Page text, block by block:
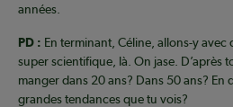
années.
PD : En terminant, Céline, allons-y avec
super scientifique, là. On jase. D’après
manger dans 20 ans? Dans 50 ans? En
grandes tendances que tu vois?